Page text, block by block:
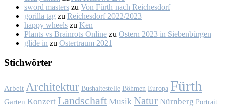
sword masters zu Von Fürth nach Rei­ches­dorf
gorilla tag zu Rei­ches­dorf 2022/2023
happy wheels zu Ken
Plants vs Brainrots Online zu Os­tern 2023 in Sie­ben­bür­gen
glide in zu Os­ter­traum 2021
Stich­wör­ter
Arbeit Architektur Bushaltestelle Böhmen Europa Fürth
Garten Konzert Landschaft Musik Natur Nürnberg Portrait